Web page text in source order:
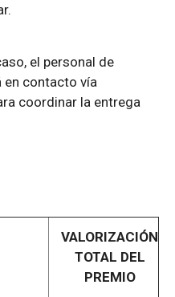
el personal de
en contacto vía
coordinar la entrega
VALORIZACIÓN
TOTAL DEL
PREMIO